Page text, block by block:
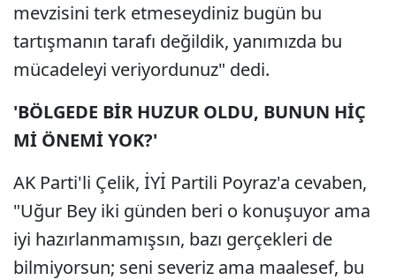
mevzisini terk etmeseydiniz bugün bu
tartışmanın tarafı değildik, yanımızda bu
mücadeleyi veriyordunuz" dedi.
'BÖLGEDE BİR HUZUR OLDU, BUNUN HİÇ
Mİ ÖNEMİ YOK?'
AK Parti'li Çelik, İYİ Partili Poyraz'a cevaben,
"Uğur Bey iki günden beri o konuşuyor ama
iyi hazırlanmamışsın, bazı gerçekleri de
bilmiyorsun; seni severiz ama maalesef, bu